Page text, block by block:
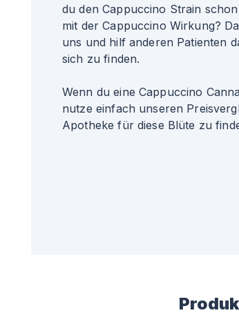
du den Cappuccino Strain
mit der Cappuccino Wirkung?
uns und hilf anderen Patienten
sich zu finden.
Wenn du eine Cappuccino
nutze einfach unseren
Apotheke für diese Blüte zu